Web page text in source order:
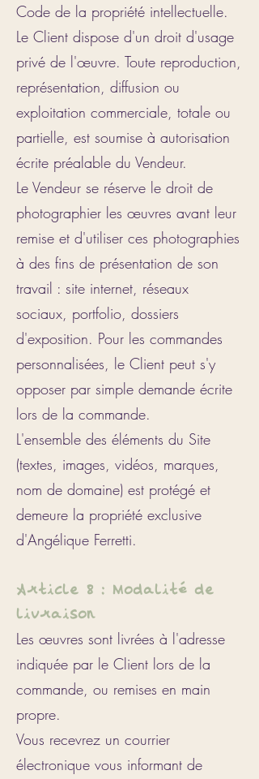
Code de la propriété intellectuelle.
Le Client dispose d'un droit d'usage
privé de l'œuvre. Toute reproduction,
représentation, diffusion ou
exploitation commerciale, totale ou
partielle, est soumise à autorisation
écrite préalable du Vendeur.
Le Vendeur se réserve le droit de
photographier les œuvres avant leur
remise et d'utiliser ces photographies
à des fins de présentation de son
travail : site internet, réseaux
sociaux, portfolio, dossiers
d'exposition. Pour les commandes
personnalisées, le Client peut s'y
opposer par simple demande écrite
lors de la commande.
L'ensemble des éléments du Site
(textes, images, vidéos, marques,
nom de domaine) est protégé et
demeure la propriété exclusive
d'Angélique Ferretti.
Article 8 : Modalité de
livraison
Les œuvres sont livrées à l'adresse
indiquée par le Client lors de la
commande, ou remises en main
propre.
Vous recevrez un courrier
électronique vous informant de